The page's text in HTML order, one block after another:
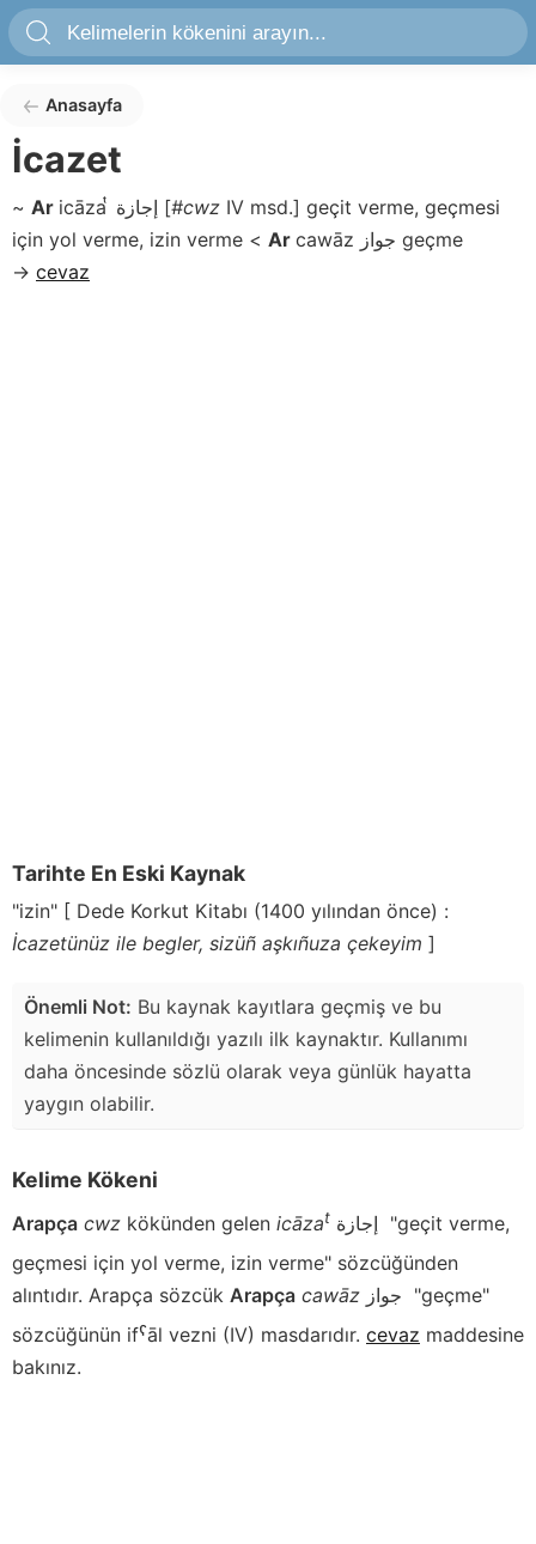
Anasayfa
İcazet
~ Ar icāza ͭ [#cwz IV msd.] geçit verme, geçmesi
için yol verme, izin verme < Ar cawāz
geçme
→ cevaz
Tarihte En Eski Kaynak
"izin" [ Dede Korkut Kitabı (1400 yılından önce) :
İcazetünüz ile begler, sizüñ aşkıñuza çekeyim ]
Önemli Not: Bu kaynak kayıtlara geçmiş ve bu
kelimenin kullanıldığı yazılı ilk kaynaktır. Kullanımı
daha öncesinde sözlü olarak veya günlük hayatta
yaygın olabilir.
Kelime Kökeni
Arapça cwz kökünden gelen icāzat
"geçit verme,
geçmesi için yol verme, izin verme" sözcüğünden
alıntıdır. Arapça sözcük Arapça cawāz
"geçme"
sözcüğünün ifˁāl vezni (IV) masdarıdır. cevaz maddesine
bakınız.